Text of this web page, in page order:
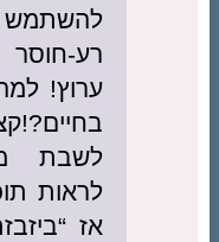
להשתמש
רע-חוסר
ערוץ!
לשבת
לראות
אז